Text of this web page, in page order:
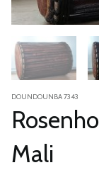
DOUNDOUNBA 7343
Mali